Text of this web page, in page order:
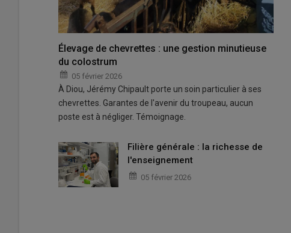
Élevage de chevrettes : une gestion minutieuse
du colostrum
05 février 2026
À Diou, Jérémy Chipault porte un soin particulier à ses
chevrettes. Garantes de l'avenir du troupeau, aucun
poste est à négliger. Témoignage.
Filière générale : la richesse de
l'enseignement
05 février 2026